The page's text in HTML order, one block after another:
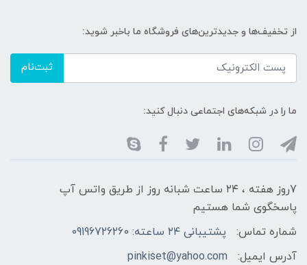
از تخفیف‌ها و جدیدترین‌های فروشگاه ما باخبر شوید:
ثبت‌نام
ما را در شبکه‌های اجتماعی دنبال کنید:
7روز هفته ، ۲۴ ساعت شبانه‌ روز از طریق واتس آپ
پاسخگوی شما هستیم
شماره تماس:
پشتیبانی ۲۴ ساعته: 09196726260
آدرس ایمیل:
pinkiset@yahoo.com